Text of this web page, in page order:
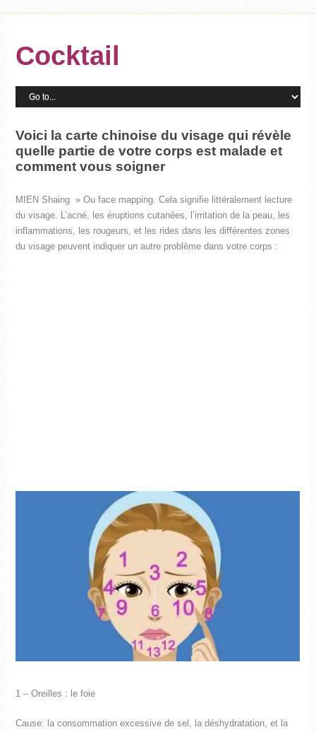
Cocktail
Voici la carte chinoise du visage qui révèle
quelle partie de votre corps est malade et
comment vous soigner
MIEN Shaing » Ou face mapping. Cela signifie littéralement lecture
du visage. L’acné, les éruptions cutanées, l’irritation de la peau, les
inflammations, les rougeurs, et les rides dans les différentes zones
du visage peuvent indiquer un autre problème dans votre corps :
1 – Oreilles : le foie
Cause: la consommation excessive de sel, la déshydratation, et la